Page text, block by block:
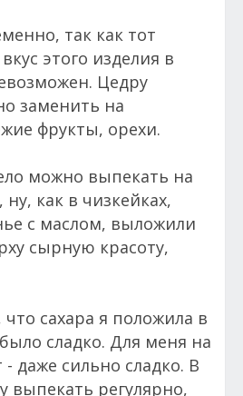
так как тот
этого изделия в
Цедру
заменить на
фрукты, орехи.
можно выпекать на
ну, как в чизкейках,
с маслом, выложили
сырную красоту,
сахара я положила в
сладко. Для меня на
даже сильно сладко. В
выпекать регулярно,